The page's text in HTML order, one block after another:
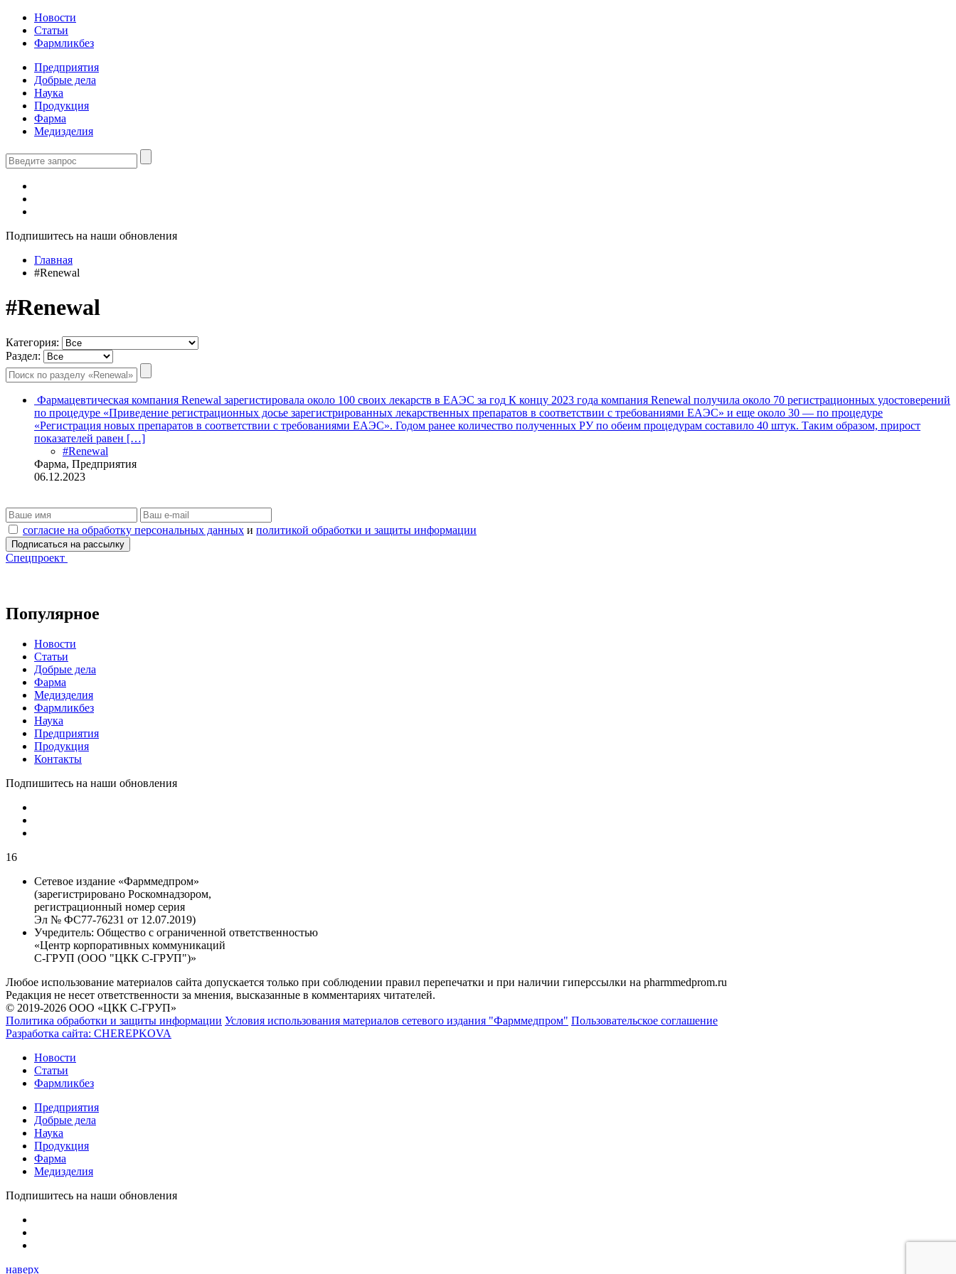
Новости
Статьи
Фармликбез
Предприятия
Добрые дела
Наука
Продукция
Фарма
Медизделия
Подпишитесь на наши обновления
Главная
#Renewal
#Renewal
Категория:
Раздел:
Фармацевтическая компания Renewal зарегистировала около 100 своих лекарств в ЕАЭС за год К концу 2023 года компания Renewal получила около 70 регистрационных удостоверений
по процедуре «Приведение регистрационных досье зарегистрированных лекарственных препаратов в соответствии с требованиями ЕАЭС» и еще около 30 — по процедуре
«Регистрация новых препаратов в соответствии с требованиями ЕАЭС». Годом ранее количество полученных РУ по обеим процедурам составило 40 штук. Таким образом, прирост
показателей равен […]
#Renewal
Фарма, Предприятия
06.12.2023
согласие на обработку персональных данных и политикой обработки и защиты информации
Спецпроект
Популярное
Новости
Статьи
Добрые дела
Фарма
Медизделия
Фармликбез
Наука
Предприятия
Продукция
Контакты
Подпишитесь на наши обновления
16
Сетевое издание «Фарммедпром»
(зарегистрировано Роскомнадзором,
регистрационный номер серия
Эл № ФС77-76231 от 12.07.2019)
Учредитель: Общество с ограниченной ответственностью
«Центр корпоративных коммуникаций
С-ГРУП (ООО "ЦКК С-ГРУП")»
Любое использование материалов сайта допускается только при соблюдении правил перепечатки и при наличии гиперссылки на pharmmedprom.ru
Редакция не несет ответственности за мнения, высказанные в комментариях читателей.
© 2019-2026 ООО «ЦКК С-ГРУП»
Политика обработки и защиты информации Условия использования материалов сетевого издания "Фарммедпром" Пользовательское соглашение
Разработка сайта: CHEREPKOVA
Новости
Статьи
Фармликбез
Предприятия
Добрые дела
Наука
Продукция
Фарма
Медизделия
Подпишитесь на наши обновления
наверх